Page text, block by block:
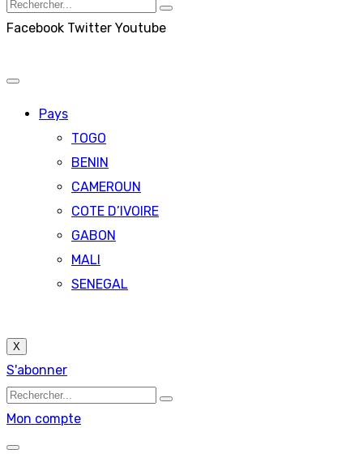
Facebook Twitter Youtube
Pays
TOGO
BENIN
CAMEROUN
COTE D’IVOIRE
GABON
MALI
SENEGAL
X
S'abonner
Mon compte